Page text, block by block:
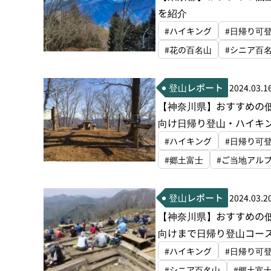
を紹介
#ハイキング
#日帰り可
#花の百名山
#シニア百
登山レポート
【神奈川県】おすすめ
向け日帰り登山・ハイキ
#ハイキング
#日帰り可
#郷土富士
#ご当地アル
登山レポート
【神奈川県】おすすめ
向けまで日帰り登山コー
#ハイキング
#日帰り可